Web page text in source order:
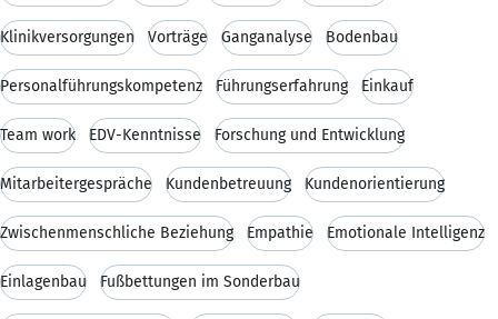
Klinikversorgungen Vorträge Ganganalyse Bodenbau
Personalführungskompetenz Führungserfahrung Einkauf
Team work EDV-Kenntnisse Forschung und Entwicklung
Mitarbeitergespräche Kundenbetreuung Kundenorientierung
Zwischenmenschliche Beziehung Empathie Emotionale Intelligenz
Einlagenbau Fußbettungen im Sonderbau